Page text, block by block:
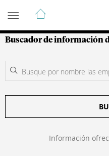
Guía de
Buscador de información
Información